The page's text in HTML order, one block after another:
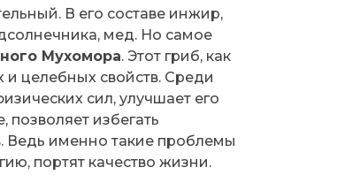
В его составе инжир,
мед. Но самое
Мухомора. Этот гриб, как
и целебных свойств. Среди
сил, улучшает его
избегать
Ведь именно такие проблемы
портят качество жизни.